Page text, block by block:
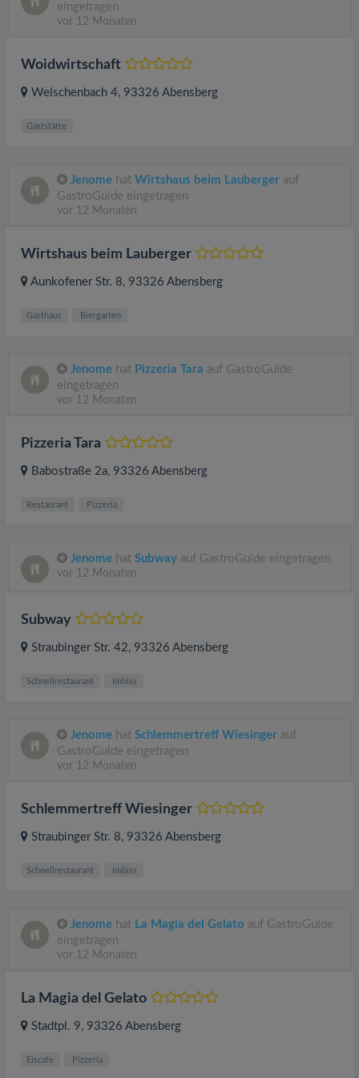
eingetragen
vor 12 Monaten
Woidwirtschaft
Welschenbach 4, 93326 Abensberg
Gaststätte
Jenome hat Wirtshaus beim Lauberger auf
GastroGuide eingetragen
vor 12 Monaten
Wirtshaus beim Lauberger
Aunkofener Str. 8, 93326 Abensberg
Gasthaus Biergarten
Jenome hat Pizzeria Tara auf GastroGuide
eingetragen
vor 12 Monaten
Pizzeria Tara
Babostraße 2a, 93326 Abensberg
Restaurant Pizzeria
Jenome hat Subway auf GastroGuide eingetragen
vor 12 Monaten
Subway
Straubinger Str. 42, 93326 Abensberg
Schnellrestaurant Imbiss
Jenome hat Schlemmertreff Wiesinger auf
GastroGuide eingetragen
vor 12 Monaten
Schlemmertreff Wiesinger
Straubinger Str. 8, 93326 Abensberg
Schnellrestaurant Imbiss
Jenome hat La Magia del Gelato auf GastroGuide
eingetragen
vor 12 Monaten
La Magia del Gelato
Stadtpl. 9, 93326 Abensberg
Eiscafe Pizzeria